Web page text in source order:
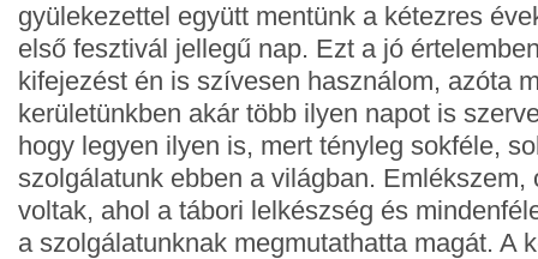
gyülekezettel együtt mentünk a kétezres
első fesztivál jellegű nap. Ezt a jó
kifejezést én is szívesen használom, azóta
kerületünkben akár több ilyen napot is
hogy legyen ilyen is, mert tényleg sokféle,
szolgálatunk ebben a világban. Emlékszem,
voltak, ahol a tábori lelkészség és
a szolgálatunknak megmutathatta magát. A